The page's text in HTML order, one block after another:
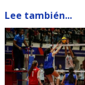
Lee también...